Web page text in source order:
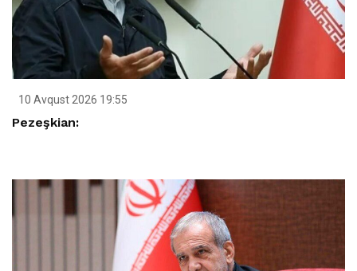
10 Avqust 2026 19:55
Pezeşkian: